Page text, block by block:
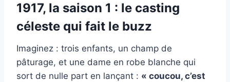
1917, la saison 1 : le casting
céleste qui fait le buzz
Imaginez : trois enfants, un champ de
pâturage, et une dame en robe blanche qui
sort de nulle part en lançant : « coucou, c’est